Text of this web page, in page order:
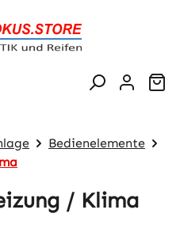
Bedienelemente
/ Klima